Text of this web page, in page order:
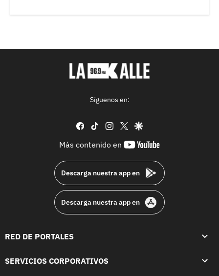
Síguenos en:
facebook
tiktok instagram
twittergoogle
Más contenido en
youtube-
Descarga nuestra app en
Descarga nuestra app en
RED DE PORTALES
SERVICIOS CORPORATIVOS